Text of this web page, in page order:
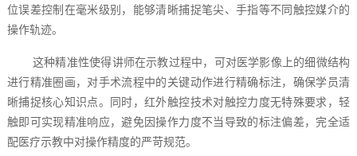
位误差控制在毫米级别，能够清晰捕捉笔尖、手指等不同触控媒介的
操作轨迹。
这种精准性使得讲师在示教过程中，可对医学影像上的细微结构
进行精准圈画，对手术流程中的关键动作进行精确标注，确保学员清
晰捕捉核心知识点。同时，红外触控技术对触控力度无特殊要求，轻
触即可实现精准响应，避免因操作力度不当导致的标注偏差，完全适
配医疗示教中对操作精度的严苛规范。